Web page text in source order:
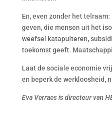
En, even zonder het
geven, die mensen uit het
weefsel katapulteren,
toekomst geeft.
Laat de sociale economie
en beperk de werkloosheid,
Eva Verraes is directeur van